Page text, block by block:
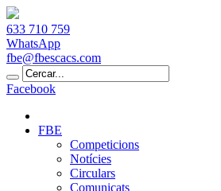
633 710 759
WhatsApp
fbe@fbescacs.com
Facebook
FBE
Competicions
Notícies
Circulars
Comunicats